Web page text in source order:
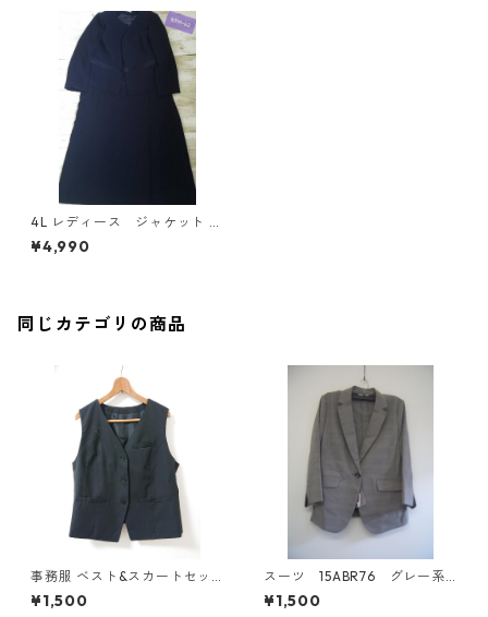
4L レディース ジャケット ワ
ンピース 2点セット 大きいサ
イズ 黒 フォーマル 〇NTM-62
¥4,990
同じカテゴリの商品
事務服 ベスト&スカートセッ
ト 3L ブラック ◆KIY-1299◆
¥1,500
スーツ 15ABR76 グレー系
チェック IY-4533
¥1,500